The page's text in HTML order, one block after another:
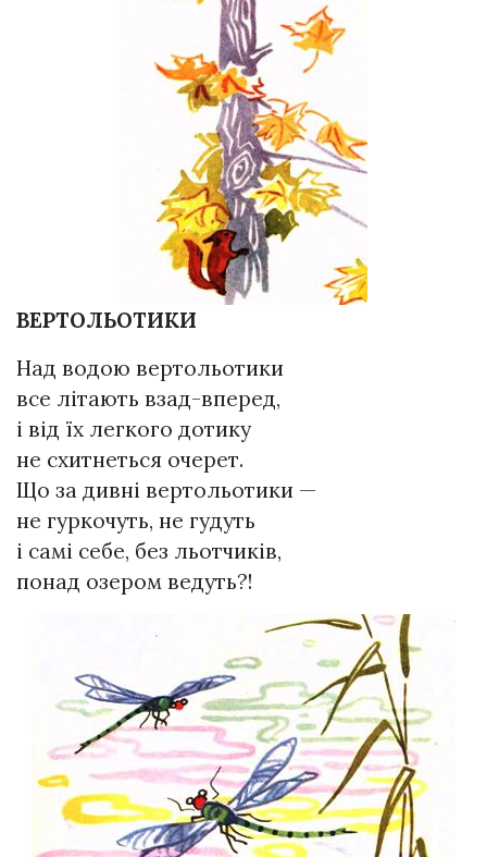
ВЕРТОЛЬОТИКИ
Над водою вертольотики
все літають взад-вперед,
і від їх легкого дотику
не схитнеться очерет.
Що за дивні вертольотики —
не гуркочуть, не гудуть
і самі себе, без льотчиків,
понад озером ведуть?!